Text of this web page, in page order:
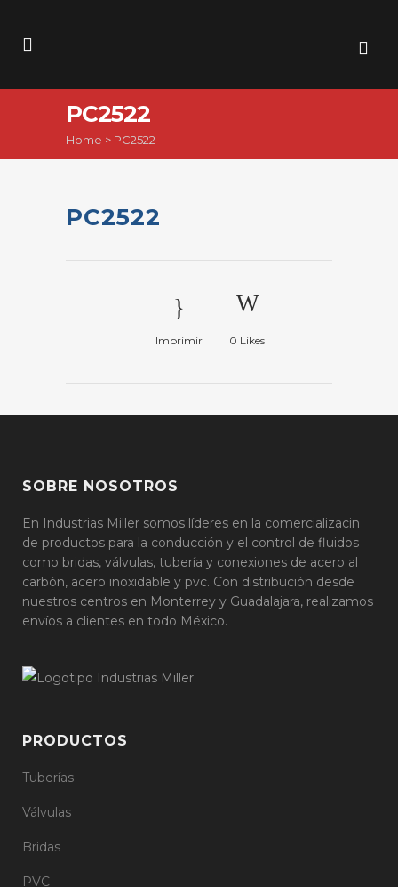
PC2522
Home > PC2522
PC2522
Imprimir 0 Likes
SOBRE NOSOTROS
En Industrias Miller somos líderes en la comercializacin
de productos para la conducción y el control de fluidos
como bridas, válvulas, tubería y conexiones de acero al
carbón, acero inoxidable y pvc. Con distribución desde
nuestros centros en Monterrey y Guadalajara, realizamos
envíos a clientes en todo México.
PRODUCTOS
Tuberías
Válvulas
Bridas
PVC